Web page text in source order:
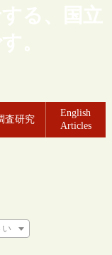
る、国立
。
査研究
English
Articles